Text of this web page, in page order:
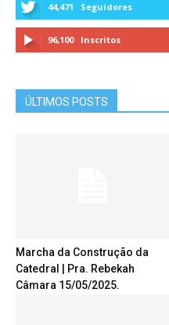
44,471 Seguidores
96,100 Inscritos
ÚLTIMOS POSTS
Marcha da Construção da
Catedral | Pra. Rebekah
Câmara 15/05/2025.